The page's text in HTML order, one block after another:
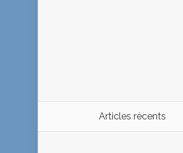
Articles récents